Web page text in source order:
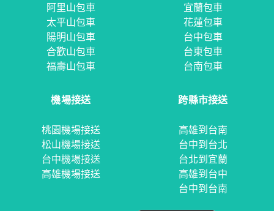
阿里山包車
太平山包車
陽明山包車
合歡山包車
福壽山包車
宜蘭包車
花蓮包車
台中包車
台東包車
台南包車
機場接送
桃園機場接送
松山機場接送
台中機場接送
高雄機場接送
跨縣市接送
高雄到台南
台中到台北
台北到宜蘭
高雄到台中
台中到台南